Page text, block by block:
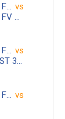
Tefal Express Steam FV 2867 vs
Tefal Express Steam FV 2866
Tefal Express Steam FV 2867 vs
Philips 3000 Series DST 3030
Tefal Express Steam FV 2867 vs